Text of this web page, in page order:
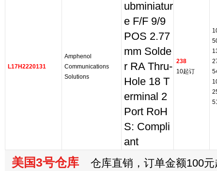
L17H2220131
Amphenol
Communications
Solutions
ubminiatur
e F/F 9/9
POS 2.77
mm Solde
r RA Thru-
Hole 18 T
erminal 2
Port RoH
S: Compli
ant
238
10起订
美国3号仓库 仓库直销，订单金额100元